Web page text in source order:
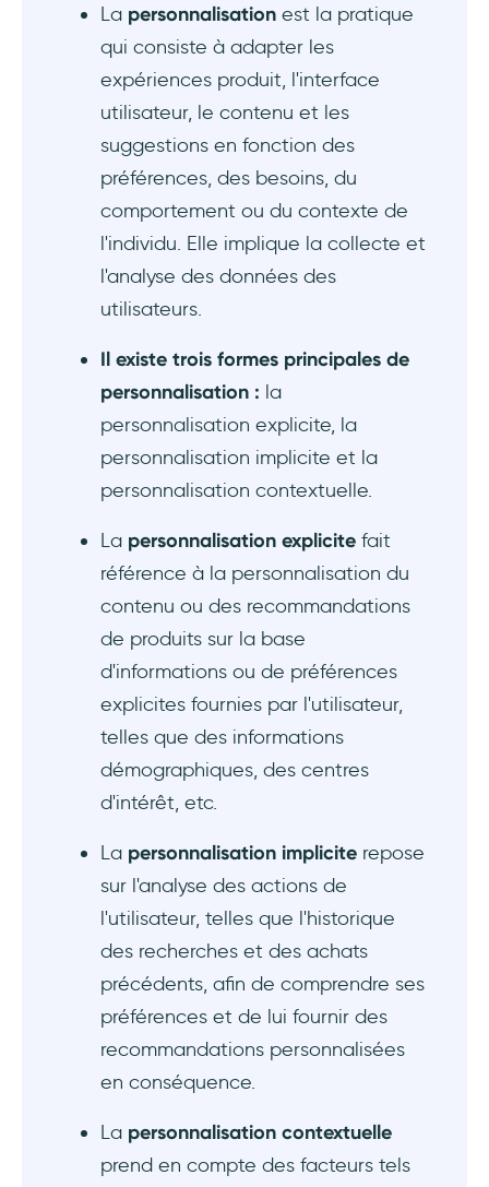
La personnalisation est la pratique
qui consiste à adapter les
expériences produit, l'interface
utilisateur, le contenu et les
suggestions en fonction des
préférences, des besoins, du
comportement ou du contexte de
l'individu. Elle implique la collecte et
l'analyse des données des
utilisateurs.
Il existe trois formes principales de
personnalisation : la
personnalisation explicite, la
personnalisation implicite et la
personnalisation contextuelle.
La personnalisation explicite fait
référence à la personnalisation du
contenu ou des recommandations
de produits sur la base
d'informations ou de préférences
explicites fournies par l'utilisateur,
telles que des informations
démographiques, des centres
d'intérêt, etc.
La personnalisation implicite repose
sur l'analyse des actions de
l'utilisateur, telles que l'historique
des recherches et des achats
précédents, afin de comprendre ses
préférences et de lui fournir des
recommandations personnalisées
en conséquence.
La personnalisation contextuelle
prend en compte des facteurs tels